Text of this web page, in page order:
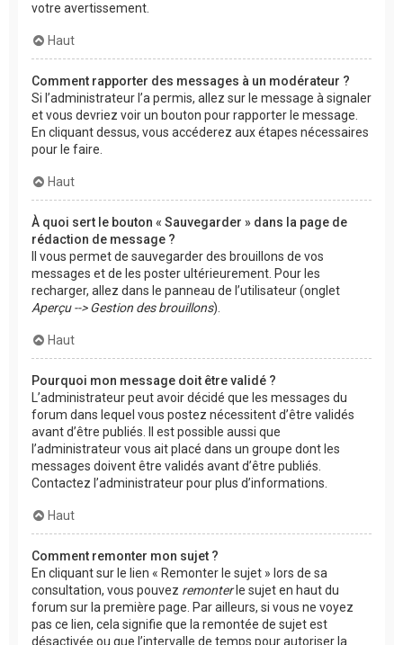
votre avertissement.
Haut
Comment rapporter des messages à un modérateur ?
Si l’administrateur l’a permis, allez sur le message à signaler
et vous devriez voir un bouton pour rapporter le message.
En cliquant dessus, vous accéderez aux étapes nécessaires
pour le faire.
Haut
À quoi sert le bouton « Sauvegarder » dans la page de
rédaction de message ?
Il vous permet de sauvegarder des brouillons de vos
messages et de les poster ultérieurement. Pour les
recharger, allez dans le panneau de l’utilisateur (onglet
Aperçu --> Gestion des brouillons).
Haut
Pourquoi mon message doit être validé ?
L’administrateur peut avoir décidé que les messages du
forum dans lequel vous postez nécessitent d’être validés
avant d’être publiés. Il est possible aussi que
l’administrateur vous ait placé dans un groupe dont les
messages doivent être validés avant d’être publiés.
Contactez l’administrateur pour plus d’informations.
Haut
Comment remonter mon sujet ?
En cliquant sur le lien « Remonter le sujet » lors de sa
consultation, vous pouvez remonterle sujet en haut du
forum sur la première page. Par ailleurs, si vous ne voyez
pas ce lien, cela signifie que la remontée de sujet est
désactivée ou que l’intervalle de temps pour autoriser la